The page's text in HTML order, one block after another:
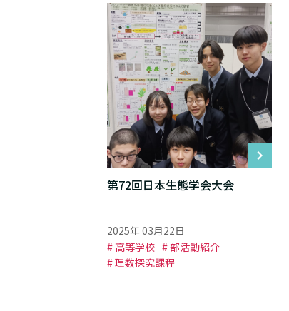
第72回日本生態学会大会
2025年 03月22日
# 高等学校 # 部活動紹介
# 理数探究課程